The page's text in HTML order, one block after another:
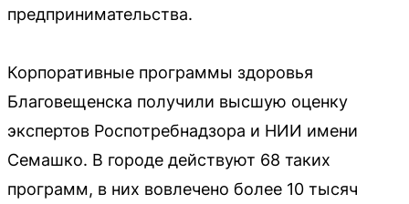
предпринимательства.
Корпоративные программы здоровья
Благовещенска получили высшую оценку
экспертов Роспотребнадзора и НИИ имени
Семашко. В городе действуют 68 таких
программ, в них вовлечено более 10 тысяч